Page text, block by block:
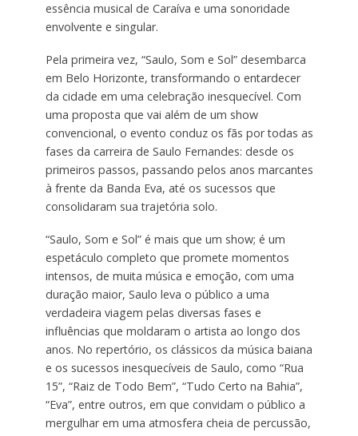
essência musical de Caraíva e uma sonoridade
envolvente e singular.
Pela primeira vez, “Saulo, Som e Sol” desembarca
em Belo Horizonte, transformando o entardecer
da cidade em uma celebração inesquecível. Com
uma proposta que vai além de um show
convencional, o evento conduz os fãs por todas as
fases da carreira de Saulo Fernandes: desde os
primeiros passos, passando pelos anos marcantes
à frente da Banda Eva, até os sucessos que
consolidaram sua trajetória solo.
“Saulo, Som e Sol” é mais que um show; é um
espetáculo completo que promete momentos
intensos, de muita música e emoção, com uma
duração maior, Saulo leva o público a uma
verdadeira viagem pelas diversas fases e
influências que moldaram o artista ao longo dos
anos. No repertório, os clássicos da música baiana
e os sucessos inesquecíveis de Saulo, como “Rua
15”, “Raiz de Todo Bem”, “Tudo Certo na Bahia”,
“Eva”, entre outros, em que convidam o público a
mergulhar em uma atmosfera cheia de percussão,